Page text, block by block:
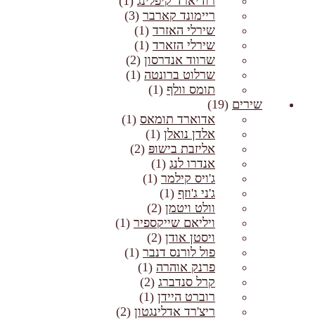
ריימונד קארבר (3)
שירלי האזרד (1)
שירלי הזארד (1)
שרווד אנדרסון (2)
שרלוט ברונטה (1)
תומס וולף (1)
שירים (19)
אדוארד תומאס (1)
אלדן נואלן (1)
אליזבת בישופּ (2)
אנדרו לנג (1)
ג'ויס קילמר (1)
ג'ני ג'וזף (1)
וולט ויטמן (2)
ויליאם שייקספיר (1)
ויסטן אודן (2)
פול לורנס דנבר (1)
פרנק אוהרה (1)
קרל סנדברג (2)
רוברט היידן (1)
ריצ'רד אדלינגטון (2)